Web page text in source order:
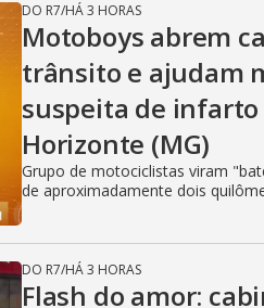
DO R7/HÁ 3 HORAS
Motoboys abrem
trânsito e ajudam
suspeita de infarto
Horizonte (MG)
Grupo de motociclistas viram
de aproximadamente dois
DO R7/HÁ 3 HORAS
Flash do amor: